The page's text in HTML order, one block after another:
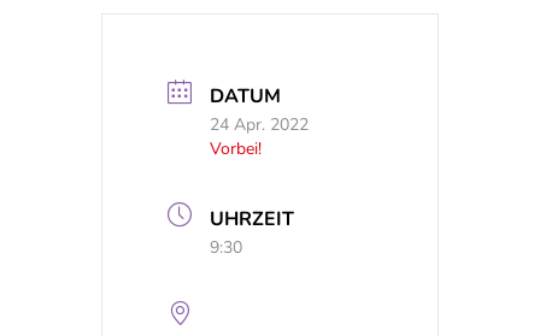
DATUM
24 Apr. 2022
Vorbei!
UHRZEIT
9:30